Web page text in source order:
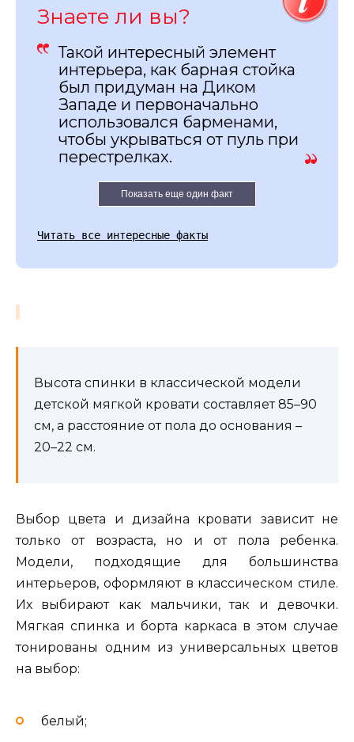
Знаете ли вы?
Такой интересный элемент
интерьера, как барная стойка
был придуман на Диком
Западе и первоначально
использовался барменами,
чтобы укрываться от пуль при
перестрелках.
Показать еще один факт
Читать все интересные факты
Высота спинки в классической модели
детской мягкой кровати составляет 85–90
см, а расстояние от пола до основания –
20–22 см.
Выбор цвета и дизайна кровати зависит не
только от возраста, но и от пола ребенка.
Модели, подходящие для большинства
интерьеров, оформляют в классическом стиле.
Их выбирают как мальчики, так и девочки.
Мягкая спинка и борта каркаса в этом случае
тонированы одним из универсальных цветов
на выбор:
белый;